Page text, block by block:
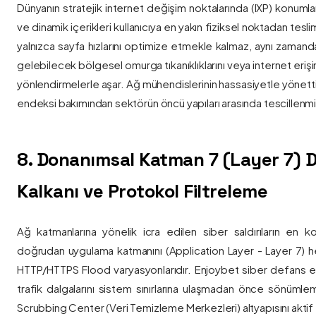
Dünyanın stratejik internet değişim noktalarında (IXP)
ve dinamik içerikleri kullanıcıya en yakın fiziksel noktadan
yalnızca sayfa hızlarını optimize etmekle kalmaz, aynı
gelebilecek bölgesel omurga tıkanıklıklarını veya internet
yönlendirmelerle aşar. Ağ mühendislerinin hassasiyetle
endeksi bakımından sektörün öncü yapıları arasında
8. Donanımsal Katman 7 (Layer 7)
Kalkanı ve Protokol Filtreleme
Ağ katmanlarına yönelik icra edilen siber saldırıların en
doğrudan uygulama katmanını (Application Layer - Layer 7)
HTTP/HTTPS Flood varyasyonlarıdır. Enjoybet siber
trafik dalgalarını sistem sınırlarına ulaşmadan önce
Scrubbing Center (Veri Temizleme Merkezleri) altyapısını